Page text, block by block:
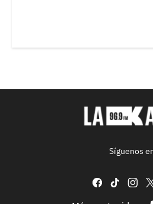
Síguenos
facebook
tiktok